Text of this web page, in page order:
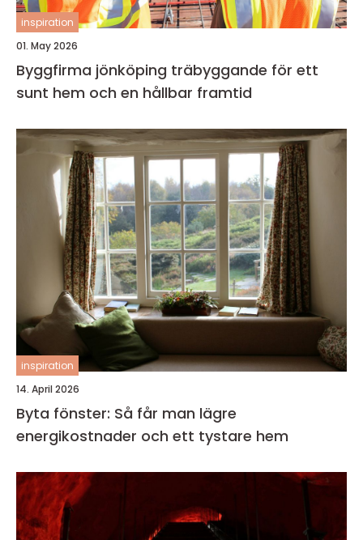
inspiration
01. May 2026
Byggfirma jönköping träbyggande för ett
sunt hem och en hållbar framtid
inspiration
14. April 2026
Byta fönster: Så får man lägre
energikostnader och ett tystare hem